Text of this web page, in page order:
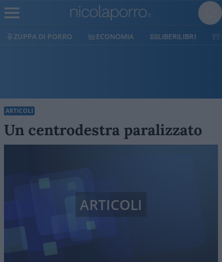
ECONOMIA LIBERILIBRI SHOP SOSTIENICI
ARTICOLI
Un centrodestra paralizzato
ARTICOLI